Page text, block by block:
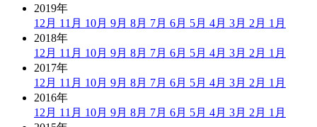
2019年
12月 11月 10月 9月 8月 7月 6月 5月 4月 3月 2月 1月
2018年
12月 11月 10月 9月 8月 7月 6月 5月 4月 3月 2月 1月
2017年
12月 11月 10月 9月 8月 7月 6月 5月 4月 3月 2月 1月
2016年
12月 11月 10月 9月 8月 7月 6月 5月 4月 3月 2月 1月